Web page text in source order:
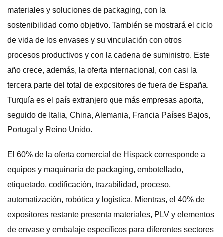
materiales y soluciones de packaging, con la
sostenibilidad como objetivo. También se mostrará el ciclo
de vida de los envases y su vinculación con otros
procesos productivos y con la cadena de suministro. Este
año crece, además, la oferta internacional, con casi la
tercera parte del total de expositores de fuera de España.
Turquía es el país extranjero que más empresas aporta,
seguido de Italia, China, Alemania, Francia Países Bajos,
Portugal y Reino Unido.
El 60% de la oferta comercial de Hispack corresponde a
equipos y maquinaria de packaging, embotellado,
etiquetado, codificación, trazabilidad, proceso,
automatización, robótica y logística. Mientras, el 40% de
expositores restante presenta materiales, PLV y elementos
de envase y embalaje específicos para diferentes sectores